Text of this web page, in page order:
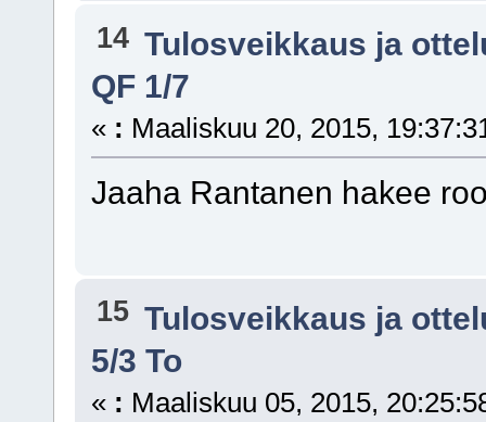
14 Tulosveikkaus ja
QF 1/7
« : Maaliskuu 20, 2015,
Jaaha Rantanen hakee
15 Tulosveikkaus ja
5/3 To
« : Maaliskuu 05, 2015,